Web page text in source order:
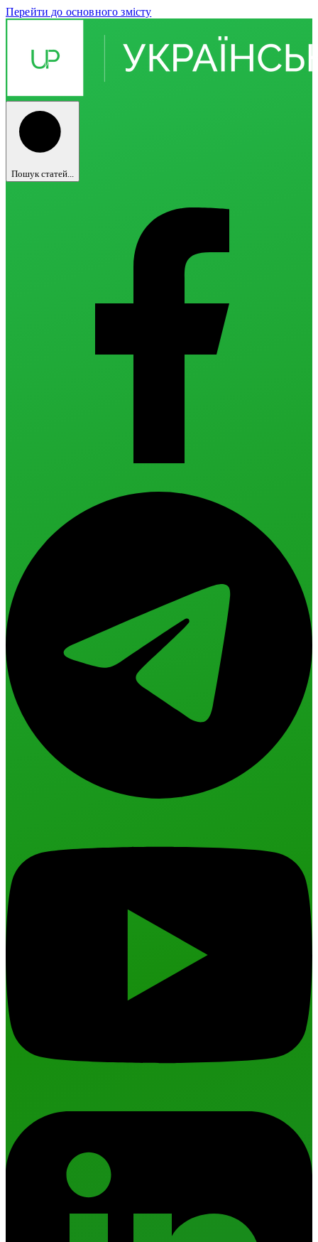
Перейти до основного змісту
Пошук статей...